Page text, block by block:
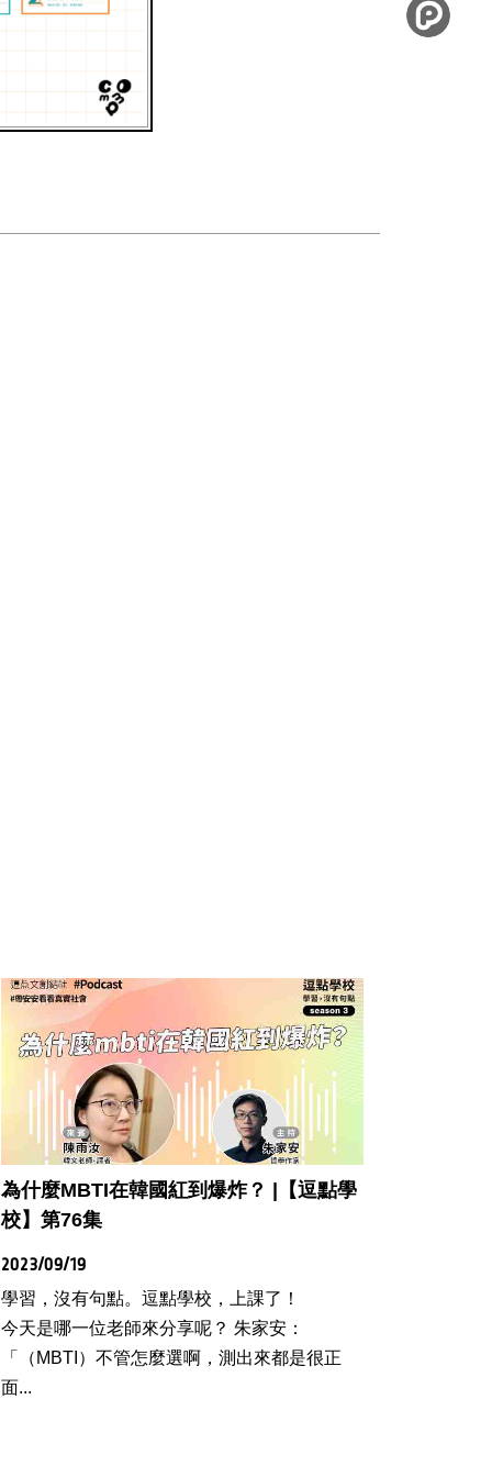
Twitter
為什麼MBTI在韓國紅到爆炸？ |【逗點學
校】第76集
2023/09/19
學習，沒有句點。逗點學校，上課了！
今天是哪一位老師來分享呢？ 朱家安：
「（MBTI）不管怎麼選啊，測出來都是很正
面...